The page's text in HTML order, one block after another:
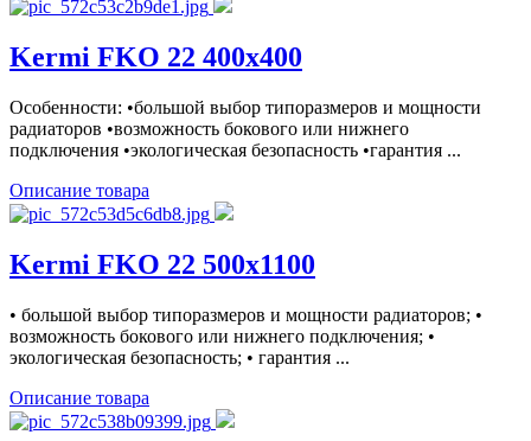
Kermi FKO 22 400x400
Особенности: •большой выбор типоразмеров и мощности
радиаторов •возможность бокового или нижнего
подключения •экологическая безопасность •гарантия ...
Описание товара
Kermi FKO 22 500x1100
• большой выбор типоразмеров и мощности радиаторов; •
возможность бокового или нижнего подключения; •
экологическая безопасность; • гарантия ...
Описание товара